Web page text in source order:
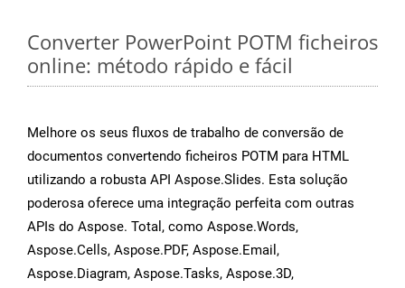
Converter PowerPoint POTM ficheiros
online: método rápido e fácil
Melhore os seus fluxos de trabalho de conversão de
documentos convertendo ficheiros POTM para HTML
utilizando a robusta API Aspose.Slides. Esta solução
poderosa oferece uma integração perfeita com outras
APIs do Aspose. Total, como Aspose.Words,
Aspose.Cells, Aspose.PDF, Aspose.Email,
Aspose.Diagram, Aspose.Tasks, Aspose.3D,